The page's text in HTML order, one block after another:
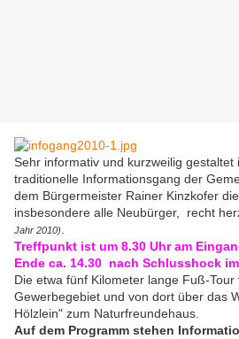
Sehr informativ und kurzweilig
traditionelle Informationsgang der
dem Bürgermeister Rainer Kinzkofer
insbesondere alle Neubürger, recht
Jahr 2010)
Treffpunkt ist um 8.30 Uhr am
Ende ca. 14.30 nach Schlusshock
Die etwa fünf Kilometer lange Fuß-
Gewerbegebiet und von dort über das
Hölzlein" zum Naturfreundehaus.
Auf dem Programm stehen